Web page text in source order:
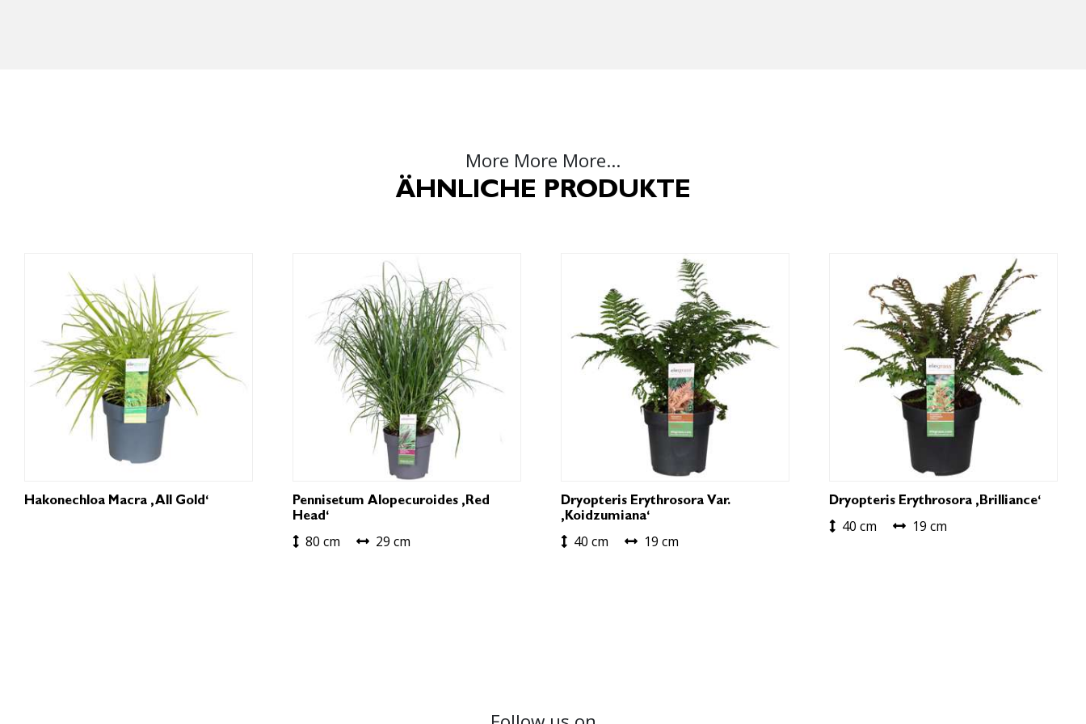
More More More...
ÄHNLICHE PRODUKTE
Hakonechloa Macra ‚All Gold‘
Pennisetum Alopecuroides ‚Red
Head‘
80 cm 29 cm
Dryopteris Erythrosora Var.
‚Koidzumiana‘
40 cm 19 cm
Dryopteris Erythrosora ‚Brilliance‘
40 cm 19 cm